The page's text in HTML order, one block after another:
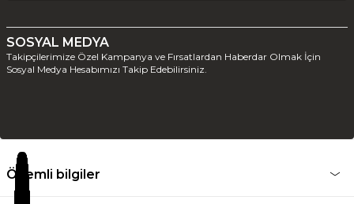
SOSYAL MEDYA
Takipçilerimize Özel Kampanya ve Fırsatlardan Haberdar Olmak İçin
Sosyal Medya Hesabımızı Takip Edebilirsiniz.
Önemli bilgiler